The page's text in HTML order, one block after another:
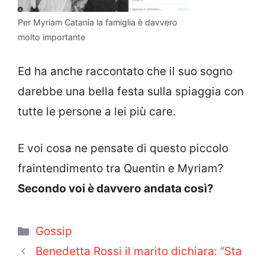
Per Myriam Catania la famiglia è davvero
molto importante
Ed ha anche raccontato che il suo sogno
darebbe una bella festa sulla spiaggia con
tutte le persone a lei più care.
E voi cosa ne pensate di questo piccolo
fraintendimento tra Quentin e Myriam?
Secondo voi è davvero andata così?
Categorie
Gossip
Benedetta Rossi il marito dichiara: “Sta